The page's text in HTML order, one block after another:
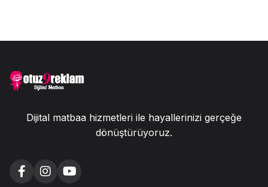
Dijital matbaa hizmetleri ile hayallerinizi gerçeğe
dönüştürüyoruz.